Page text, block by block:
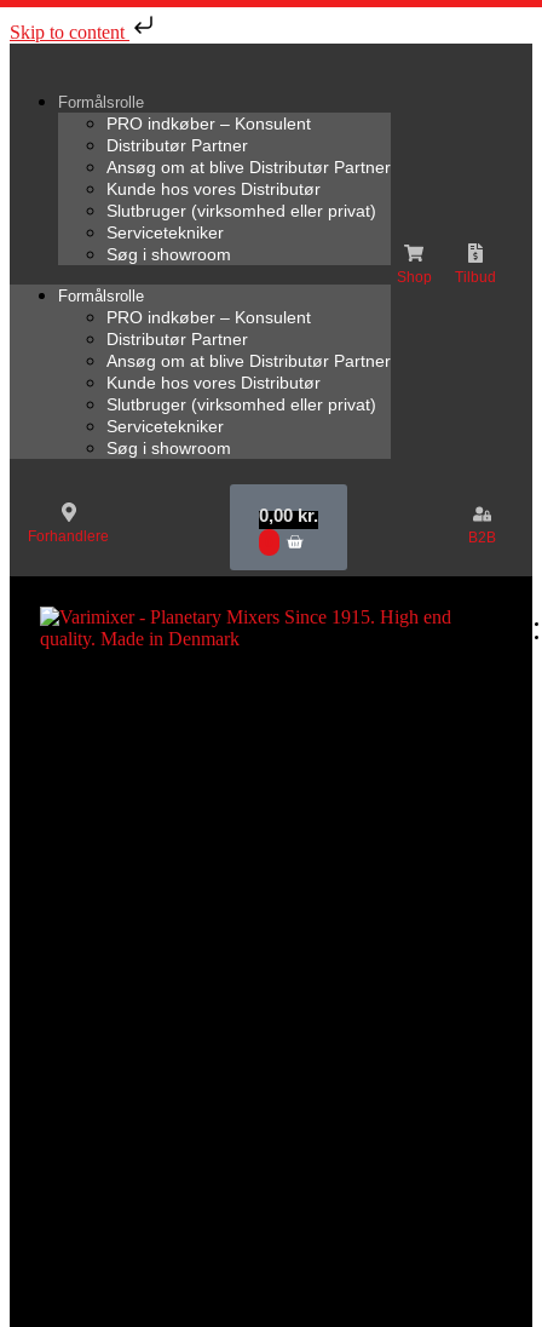
Skip to content
Formålsrolle
PRO indkøber – Konsulent
Distributør Partner
Ansøg om at blive Distributør Partner
Kunde hos vores Distributør
Slutbruger (virksomhed eller privat)
Servicetekniker
Søg i showroom
Formålsrolle
PRO indkøber – Konsulent
Distributør Partner
Ansøg om at blive Distributør Partner
Kunde hos vores Distributør
Slutbruger (virksomhed eller privat)
Servicetekniker
Søg i showroom
Shop Tilbud
Forhandlere
0,00kr.
B2B